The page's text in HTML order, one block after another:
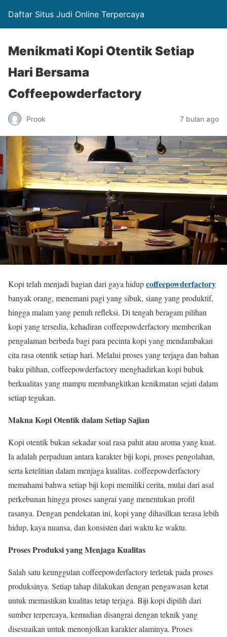
Daftar Situs Judi Online Terpercaya
Menikmati Kopi Otentik Setiap
Hari Bersama
Coffeepowderfactory
Prook 7 bulan ago
Kopi telah menjadi bagian dari gaya hidupcoffeepowderfactory
banyak orang, menemani pagi yang sibuk, siang yang produktif,
hingga malam yang penuh refleksi. Di tengah beragam pilihan
kopi yang tersedia, kehadiran coffeepowderfactory memberikan
pengalaman berbeda bagi para pecinta kopi yang mendambakan
cita rasa otentik setiap hari. Melalui proses yang terjaga dan bahan
baku pilihan, coffeepowderfactory menghadirkan kopi bubuk
berkualitas yang mampu membangkitkan kenikmatan sejati dalam
setiap tegukan.
Makna Kopi Otentik dalam Setiap Sajian
Kopi otentik bukan sekadar soal rasa pahit atau aroma yang kuat.
Ia adalah perpaduan antara karakter biji kopi, proses pengolahan,
serta ketelitian dalam menjaga kualitas. coffeepowderfactory
memahami bahwa setiap biji kopi memiliki cerita, mulai dari asal
perkebunan hingga proses sangrai yang menentukan profil
rasanya. Dengan pendekatan ini, kopi yang dihasilkan terasa lebih
hidup, kaya nuansa, dan konsisten dari waktu ke waktu.
Proses Produksi yang Menjaga Kualitas
Salah satu keunggulan coffeepowderfactory terletak pada proses
produksinya. Setiap tahap dilakukan dengan pengawasan ketat
untuk memastikan kualitas tetap terjaga. Biji kopi dipilih dari
sumber terpercaya, kemudian disangrai dengan teknik yang
disesuaikan untuk menonjolkan karakter alaminya. Proses